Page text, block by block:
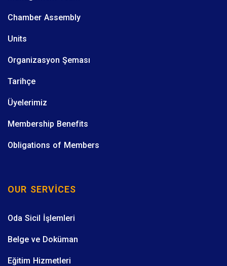
Chamber Assembly
Units
Organizasyon Şeması
Tarihçe
Üyelerimiz
Membership Benefits
Obligations of Members
OUR SERVICES
Oda Sicil İşlemleri
Belge ve Doküman
Eğitim Hizmetleri